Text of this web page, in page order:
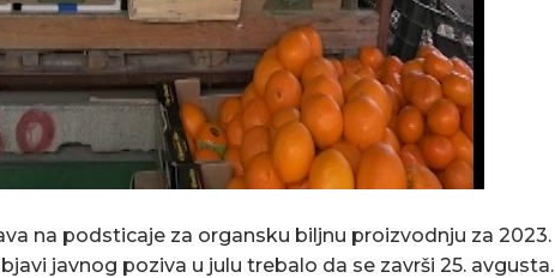
na podsticaje za organsku biljnu proizvodnju za 2023.
javnog poziva u julu trebalo da se završi 25. avgusta.